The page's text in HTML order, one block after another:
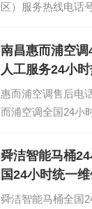
区）服务热线电话
909 (温馨提示：
南昌惠而浦空
人工服务24小
惠而浦空调售后电
而浦空调全国24小
浦空...
舜洁智能马桶
国24小时统一
舜洁智能马桶全国